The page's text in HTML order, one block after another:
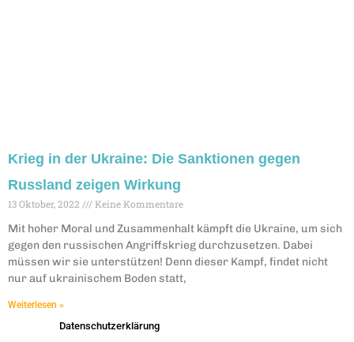
Krieg in der Ukraine: Die Sanktionen gegen
Russland zeigen Wirkung
13 Oktober, 2022 Keine Kommentare
Mit hoher Moral und Zusammenhalt kämpft die Ukraine, um sich
gegen den russischen Angriffskrieg durchzusetzen. Dabei
müssen wir sie unterstützen! Denn dieser Kampf, findet nicht
nur auf ukrainischem Boden statt,
Weiterlesen »
Datenschutzerklärung